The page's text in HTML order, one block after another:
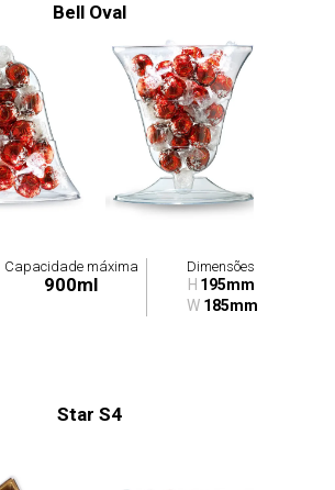
Bell Oval
Capacidade máxima
900ml
Dimensões
H 195mm
W 185mm
Star S4